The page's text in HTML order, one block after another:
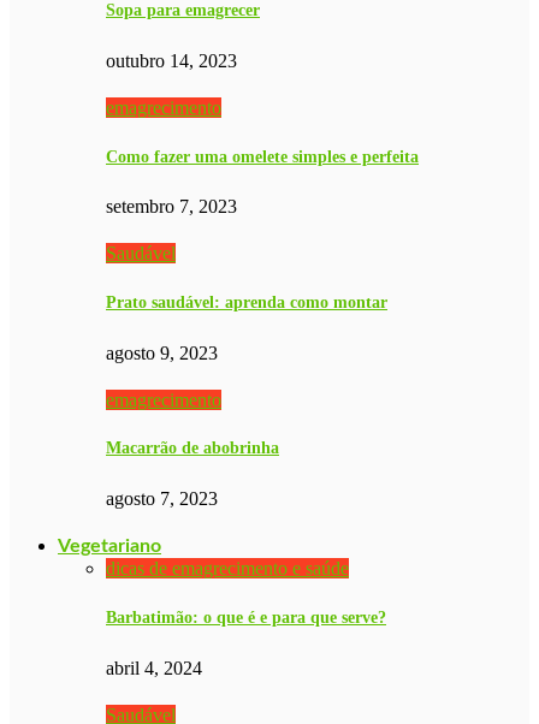
Sopa para emagrecer
outubro 14, 2023
emagrecimento
Como fazer uma omelete simples e perfeita
setembro 7, 2023
Saudável
Prato saudável: aprenda como montar
agosto 9, 2023
emagrecimento
Macarrão de abobrinha
agosto 7, 2023
Vegetariano
dicas de emagrecimento e saúde
Barbatimão: o que é e para que serve?
abril 4, 2024
Saudável